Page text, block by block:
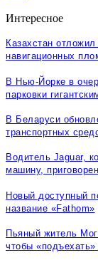
Интересное
Казахстан
навигационных
В Нью-Йорке в
парковки
В Беларуси
транспортных
Водитель Jaguar,
машину,
Новый доступный
название «Fathom»
Пьяный житель
чтобы